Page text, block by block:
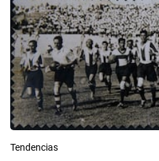
Tendencias